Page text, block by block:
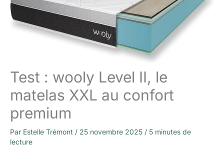
Test : wooly Level II, le
matelas XXL au confort
premium
Par Estelle Trémont / 25 novembre 2025 / 5 minutes de
lecture